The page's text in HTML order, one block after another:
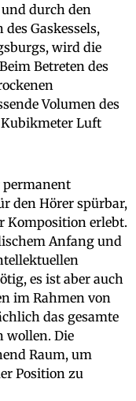
durch den
Gaskessels,
wird die
Betreten des
Volumen des
Kubikmeter Luft
den Hörer spürbar,
Komposition erlebt.
Anfang und
es ist aber auch
im Rahmen von
das gesamte
wollen. Die
Raum, um
Position zu